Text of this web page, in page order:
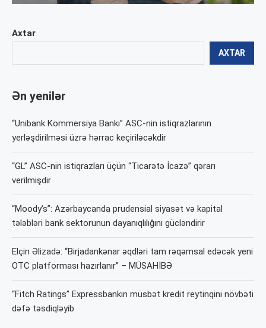
Axtar
AXTAR
Ən yenilər
“Unibank Kommersiya Bankı” ASC-nin istiqrazlarının
yerləşdirilməsi üzrə hərrac keçiriləcəkdir
“GL” ASC-nin istiqrazları üçün “Ticarətə İcazə” qərarı
verilmişdir
“Moody’s”: Azərbaycanda prudensial siyasət və kapital
tələbləri bank sektorunun dayanıqlılığını gücləndirir
Elçin Əlizadə: “Birjadankənar əqdləri tam rəqəmsal edəcək yeni
OTC platforması hazırlanır” – MÜSAHİBƏ
“Fitch Ratings” Expressbankın müsbət kredit reytinqini növbəti
dəfə təsdiqləyib